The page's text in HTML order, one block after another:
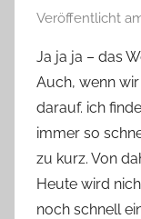
Veröffentlicht
Ja ja ja – das
Auch, wenn
darauf. ich
immer so
zu kurz. Von
Heute wird
noch schnell